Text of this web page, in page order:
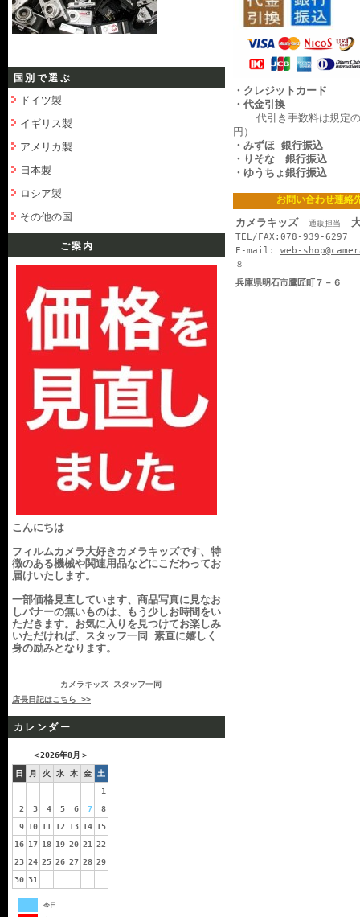
国別で選ぶ
ドイツ製
イギリス製
アメリカ製
日本製
ロシア製
その他の国
ご案内
こんにちは
フィルムカメラ大好きカメラキッズです、特
徴のある機械や関連用品などにこだわってお
届けいたします。
一部価格見直しています、商品写真に見なお
しバナーの無いものは、もう少しお時間をい
ただきます。お気に入りを見つけてお楽しみ
いただければ、スタッフ一同 素直に嬉しく
身の励みとなります。
カメラキッズ スタッフ一同
店長日記はこちら >>
カレンダー
＜2026年8月 ＞
日 月 火 水 木 金
土
1
2
3 4 5 6 7
8
9 10 11 12 13 14 15
16 17 18 19 20 21
22
23 24 25 26 27 28 29
30 31
今日
・クレジットカード
・代金引換
代引き手数料は規定の
円）
・みずほ 銀行振込
・りそな 銀行振込
・ゆうちょ銀行振込
お問い合わせ連絡
カメラキッズ 通販担当
TEL/FAX:078-939-6297
E-mail: web-
８
兵庫県明石市鷹匠町７－６